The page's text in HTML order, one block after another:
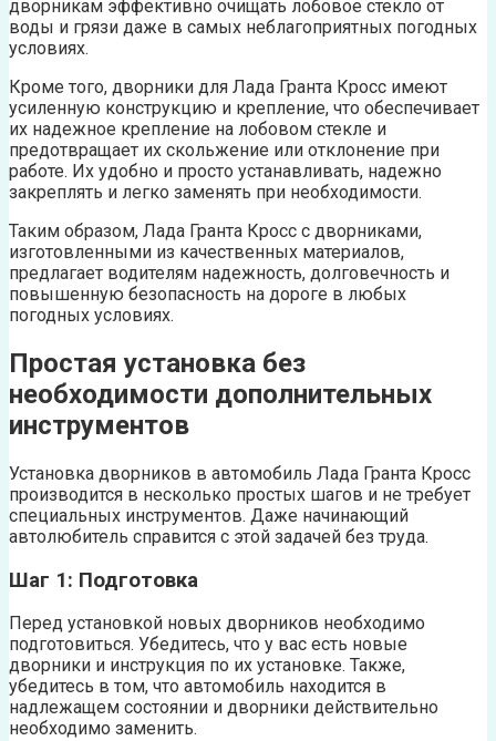
дворникам эффективно очищать лобовое стекло от
воды и грязи даже в самых неблагоприятных погодных
условиях.
Кроме того, дворники для Лада Гранта Кросс имеют
усиленную конструкцию и крепление, что обеспечивает
их надежное крепление на лобовом стекле и
предотвращает их скольжение или отклонение при
работе. Их удобно и просто устанавливать, надежно
закреплять и легко заменять при необходимости.
Таким образом, Лада Гранта Кросс с дворниками,
изготовленными из качественных материалов,
предлагает водителям надежность, долговечность и
повышенную безопасность на дороге в любых
погодных условиях.
Простая установка без
необходимости дополнительных
инструментов
Установка дворников в автомобиль Лада Гранта Кросс
производится в несколько простых шагов и не требует
специальных инструментов. Даже начинающий
автолюбитель справится с этой задачей без труда.
Шаг 1: Подготовка
Перед установкой новых дворников необходимо
подготовиться. Убедитесь, что у вас есть новые
дворники и инструкция по их установке. Также,
убедитесь в том, что автомобиль находится в
надлежащем состоянии и дворники действительно
необходимо заменить.